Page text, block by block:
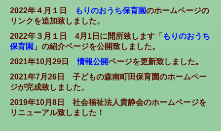
2022年４月１日
もりのおうち保育園のホームページの
リンクを追加致しました。
2022年３月１日 4月1日に開所致します「 もりのおうち
保育園 」の紹介ページを公開致しました。
2021年10月29日情報公開ページを更新致しました。
2021年7月26日 子どもの森南町田保育園のホームペー
ジが完成致しました。
2019年10月8日 社会福祉法人貴静会のホームページを
リニューアル致しました！